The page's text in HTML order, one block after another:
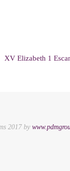
XV Elizabeth 1
2017 by